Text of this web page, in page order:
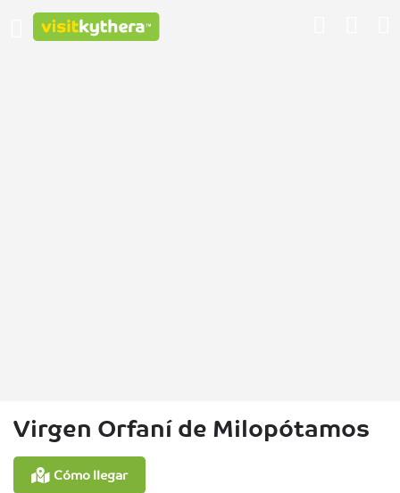
Virgen Orfaní de Milopótamos
Cómo llegar